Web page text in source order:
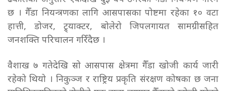
छ । गैँडा नियन्त्रणका लागि आसपासका पोष्टमा रहेका १० वटा
हात्ती, डोजर, ट्र्याक्टर, बोलेरो जिपलगायत सामग्रीसहित
जनशक्ति परिचालन गरिँदैछ ।
वैशाख ७ गतेदेखि सो आसपास क्षेत्रमा गैँडा खोजी कार्य जारी
रहेको थियो । निकुञ्ज र राष्ट्रिय प्रकृति संरक्षण कोषका छ जना